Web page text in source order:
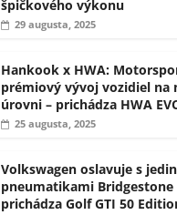
špičkového výkonu
29 augusta, 2025
Hankook x HWA:
prémiový vývoj vozidiel na
úrovni – prichádza HWA
25 augusta, 2025
Volkswagen oslavuje s
pneumatikami Bridgestone
prichádza Golf GTI 50